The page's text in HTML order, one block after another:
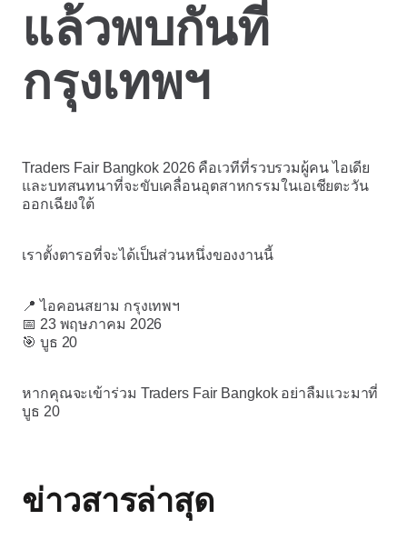
แล้วพบกันที่
กรุงเทพฯ
Traders Fair Bangkok 2026 คือเวทีที่รวบรวมผู้คน ไอเดีย
และบทสนทนาที่จะขับเคลื่อนอุตสาหกรรมในเอเชียตะวัน
ออกเฉียงใต้
เราตั้งตารอที่จะได้เป็นส่วนหนึ่งของงานนี้
📍 ไอคอนสยาม กรุงเทพฯ
📅 23 พฤษภาคม 2026
🎯 บูธ 20
หากคุณจะเข้าร่วม Traders Fair Bangkok อย่าลืมแวะมาที่
บูธ 20
ข่าวสารล่าสุด